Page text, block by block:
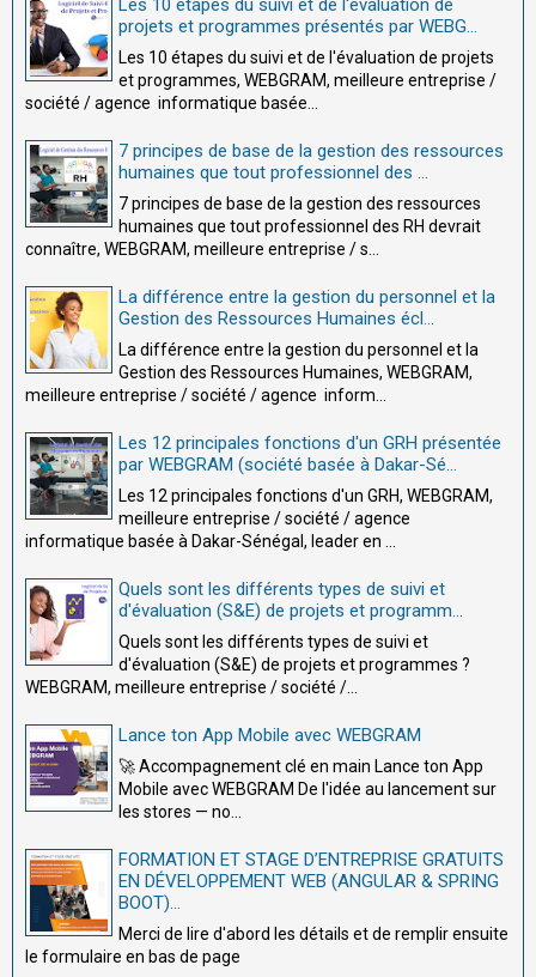
Les 10 étapes du suivi et de l'évaluation de
projets et programmes présentés par WEBG...
Les 10 étapes du suivi et de l'évaluation de projets
et programmes, WEBGRAM, meilleure entreprise /
société / agence informatique basée...
7 principes de base de la gestion des ressources
humaines que tout professionnel des ...
7 principes de base de la gestion des ressources
humaines que tout professionnel des RH devrait
connaître, WEBGRAM, meilleure entreprise / s...
La différence entre la gestion du personnel et la
Gestion des Ressources Humaines écl...
La différence entre la gestion du personnel et la
Gestion des Ressources Humaines, WEBGRAM,
meilleure entreprise / société / agence inform...
Les 12 principales fonctions d'un GRH présentée
par WEBGRAM (société basée à Dakar-Sé...
Les 12 principales fonctions d'un GRH, WEBGRAM,
meilleure entreprise / société / agence
informatique basée à Dakar-Sénégal, leader en ...
Quels sont les différents types de suivi et
d'évaluation (S&E) de projets et programm...
Quels sont les différents types de suivi et
d'évaluation (S&E) de projets et programmes ?
WEBGRAM, meilleure entreprise / société /...
Lance ton App Mobile avec WEBGRAM
🚀 Accompagnement clé en main Lance ton App
Mobile avec WEBGRAM De l'idée au lancement sur
les stores — no...
FORMATION ET STAGE D’ENTREPRISE GRATUITS
EN DÉVELOPPEMENT WEB (ANGULAR & SPRING
BOOT)...
Merci de lire d'abord les détails et de remplir ensuite
le formulaire en bas de page